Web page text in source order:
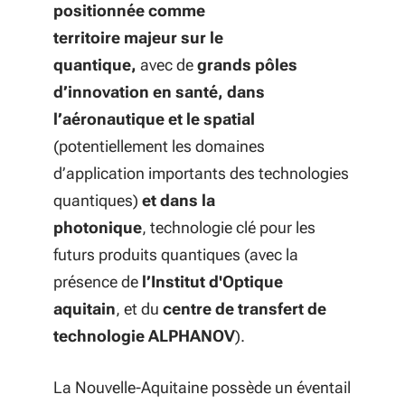
positionnée comme
territoire majeur sur le
quantique, avec degrands pôles
d’innovation en santé, dans
l’aéronautique et le spatial
(potentiellement les domaines
d’application importants des technologies
quantiques) et dans la
photonique, technologie clé pour les
futurs produits quantiques (avec la
présence de l’Institut d'Optique
aquitain, et du centre de transfert de
technologie ALPHANOV).
La Nouvelle-Aquitaine possède un éventail